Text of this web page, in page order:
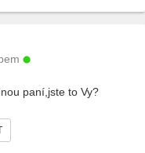
paní,jste to Vy?